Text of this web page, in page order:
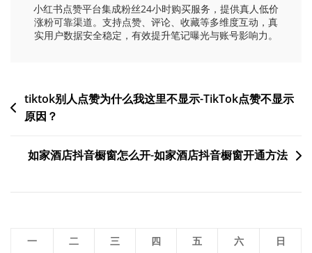
小红书点赞平台集成粉丝24小时购买服务，提供真人低价
涨粉可靠渠道。支持点赞、评论、收藏等多维度互动，真
实用户数据安全稳定，有效提升笔记曝光与账号影响力。
文
章
tiktok别人点赞为什么我这里不显示-TikTok点赞不显示
原因？
如家酒店抖音橱窗怎么开-如家酒店抖音橱窗开通方法
一 二 三 四 五 六
日